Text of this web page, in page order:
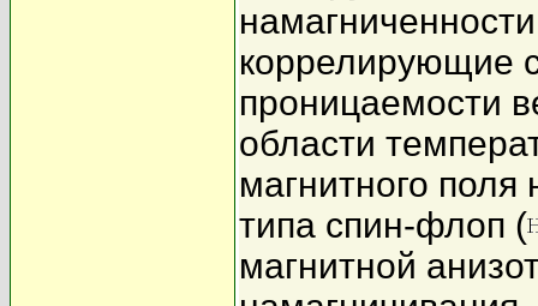
коррелирующие
проницаемости
области
магнитного
типа спин-флоп (
магнитной